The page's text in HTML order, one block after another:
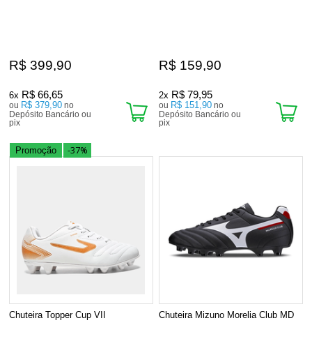
R$ 399,90
6x R$ 66,65
ou R$ 379,90 no
Depósito Bancário ou
pix
R$ 159,90
2x R$ 79,95
ou R$ 151,90 no
Depósito Bancário ou
pix
Promoção -37%
Chuteira Topper Cup VII Chuteira Mizuno Morelia Club MD